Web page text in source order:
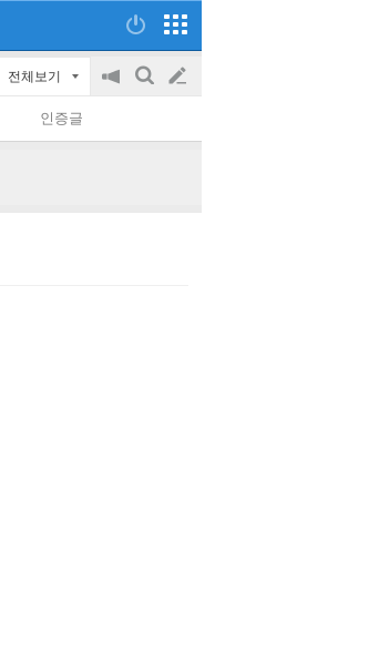
전체보기
공
on/off
검
글
쓰
인증글